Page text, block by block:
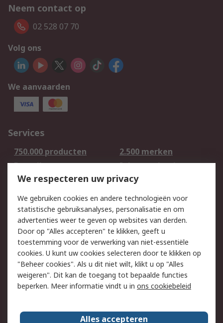
Neem contact op
02 528 07 70
Volg ons
We aanvaarden
Services
750.000 producten
2.500 merken
Bestellen
Inkoopoplossingen
Retouren
Technisch advies
Track & Trace
Wettelijk
Cookiebeleid
Email veiligheid
Privacybeleid -
Bijgewerkt
Websitevoorwaarden
Algemene
verkoopvoorwaarden
Over RS
We respecteren uw privacy
We gebruiken cookies en andere technologieën voor
statistische gebruiksanalyses, personalisatie en om
advertenties weer te geven op websites van derden.
Door op "Alles accepteren" te klikken, geeft u
toestemming voor de verwerking van niet-essentiële
cookies. U kunt uw cookies selecteren door te klikken op
"Beheer cookies". Als u dit niet wilt, klikt u op "Alles
weigeren". Dit kan de toegang tot bepaalde functies
beperken. Meer informatie vindt u in ons cookiebeleid
Alles accepteren